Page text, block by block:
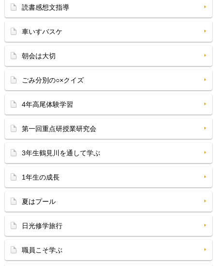
読書感想文指導
車いすバスケ
朝会は大切
ごみ分別の○×クイズ
4年高尾体験学習
第一回重点研授業研究会
3年生鶴見川を通して学ぶ
1年生の成長
夏はプール
日光修学旅行
職員こそ学ぶ